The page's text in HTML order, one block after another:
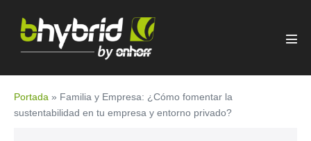
Portada » Familia y Empresa: ¿Cómo fomentar la
sustentabilidad en tu empresa y entorno privado?